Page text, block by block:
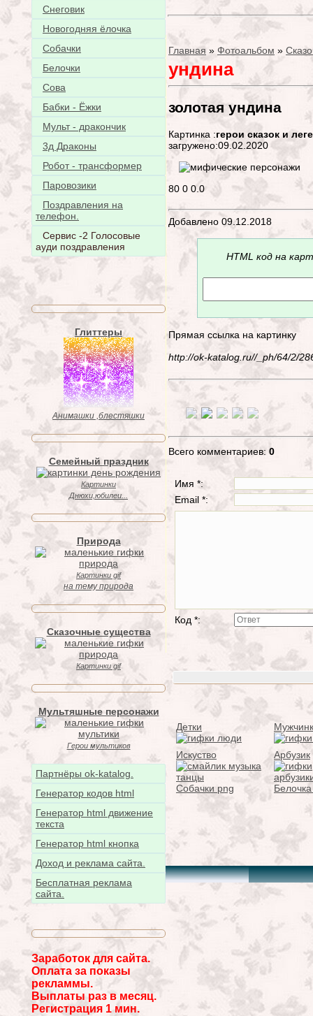
Снеговик
Новогодняя ёлочка
Собачки
Белочки
Сова
Бабки - Ёжки
Мульт - дракончик
3д Драконы
Робот - трансформер
Паровозики
Поздравления на
телефон.
Сервис -2 Голосовые
ауди поздравления
Глиттеры
Анимашки ,блестяшки
Семейный праздник
Картинки
Днюхи,юбилеи...
Природа
Картинки gif
на тему природа
Сказочные существа
Картинки gif
Мультяшные персонажи
Герои мультиков
Партнёры ok-katalog.
Генератор кодов html
Генератор html движение
текста
Генератор html кнопка
Доход и реклама сайта.
Бесплатная реклама
сайта.
Заработок для сайта.
Оплата за показы
рекламмы.
Выплаты раз в месяц.
Регистрация 1 мин.
Главная » Фотоальбом »
ундина
золотая ундина
Картинка :герои сказок и
загружено:09.02.2020
80 0 0.0
Добавлено 09.12.2018
HTML код на
Прямая ссылка на картинку
http://ok-katalog.ru//_ph/64/2/
Всего комментариев: 0
Имя *:
Email *:
Код *:
Детки
Искуство Арбузик
Собачки png